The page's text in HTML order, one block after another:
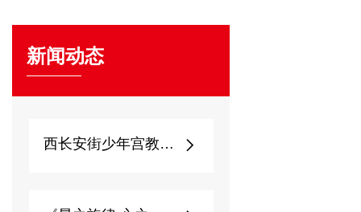
新闻动态
西长安街少年宫教师心...